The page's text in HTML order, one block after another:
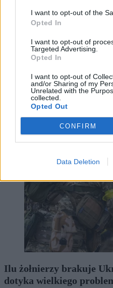
I want to opt-out of the
Opted In
I want to opt-out of
Targeted Advertising.
Opted In
I want to opt-out of
and/or Sharing of my
Unrelated with the
collected.
Opted Out
CONFIRM
Data Deletion
– wynika z nowych ocen
Street Journal”. Najbardziej
Tomasz Pałasz
07.08.2026
Wojsko
Ilu żołnierzy brakuje
dotyka wielkiego